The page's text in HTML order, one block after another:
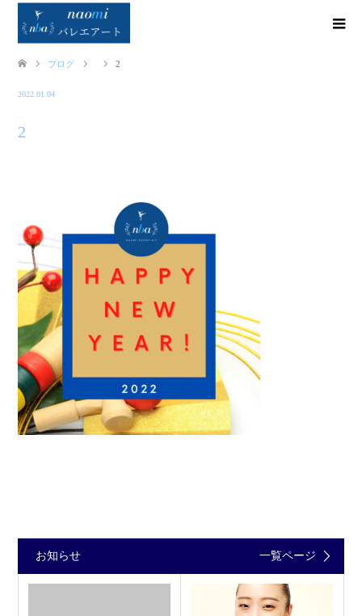
ブログ 2
2022.01.04
2
お知らせ 一覧ページ